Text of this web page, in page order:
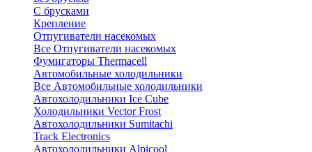
С брусками
Крепление
Отпугиватели насекомых
Все Отпугиватели насекомых
Фумигаторы Thermacell
Автомобильные холодильники
Все Автомобильные холодильники
Автохолодильники Ice Cube
Холодильники Vector Frost
Автохолодильники Sumitachi
Track Electronics
Автохолодильники Alpicool